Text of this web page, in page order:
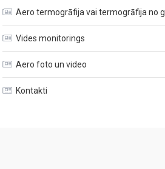
Aero termogrāfija vai termogrāfija no
Vides monitorings
Aero foto un video
Kontakti